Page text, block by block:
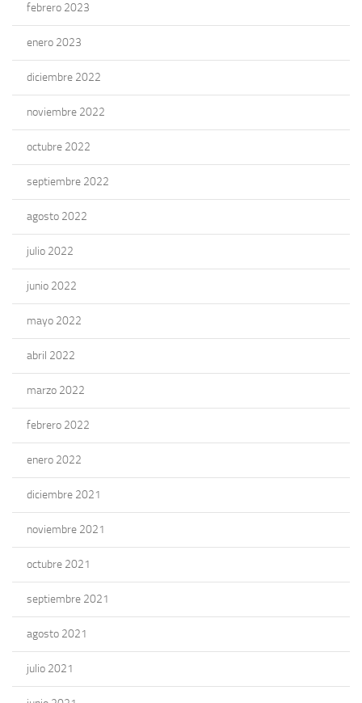
febrero 2023
enero 2023
diciembre 2022
noviembre 2022
octubre 2022
septiembre 2022
agosto 2022
julio 2022
junio 2022
mayo 2022
abril 2022
marzo 2022
febrero 2022
enero 2022
diciembre 2021
noviembre 2021
octubre 2021
septiembre 2021
agosto 2021
julio 2021